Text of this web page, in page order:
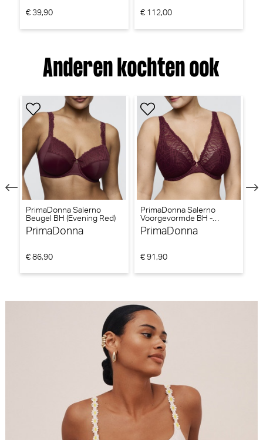
€ 39,90 € 112,00
Anderen kochten ook
PrimaDonna Salerno
Beugel BH (Evening Red)
PrimaDonna
€ 86,90
PrimaDonna Salerno
Voorgevormde BH -
Triangel BH (Evening Red)
PrimaDonna
€ 91,90